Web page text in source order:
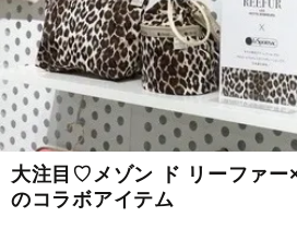
大注目♡メゾン ド リーファー
のコラボアイテム